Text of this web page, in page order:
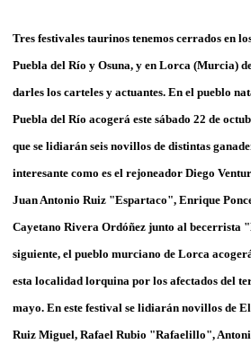
Tres festivales taurinos tenemos cerrados en
Puebla del Río y Osuna, y en Lorca (Murcia)
darles los carteles y actuantes. En el pueblo
Puebla del Río acogerá este sábado 22 de
que se lidiarán seis novillos de distintas
interesante como es el rejoneador Diego
Juan Antonio Ruiz "Espartaco", Enrique
Cayetano Rivera Ordóñez junto al becerrista
siguiente, el pueblo murciano de Lorca
esta localidad lorquina por los afectados del
mayo. En este festival se lidiarán novillos de
Ruiz Miguel, Rafael Rubio "Rafaelillo",